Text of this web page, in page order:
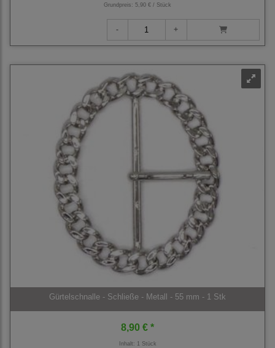
Grundpreis: 5,90 € / Stück
Gürtelschnalle - Schließe - Metall - 55 mm - 1 Stk
8,90 € *
Inhalt: 1 Stück